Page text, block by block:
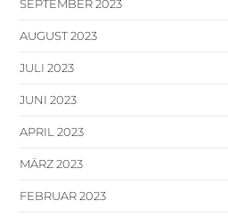
SEPTEMBER 2023
AUGUST 2023
JULI 2023
JUNI 2023
APRIL 2023
MÄRZ 2023
FEBRUAR 2023